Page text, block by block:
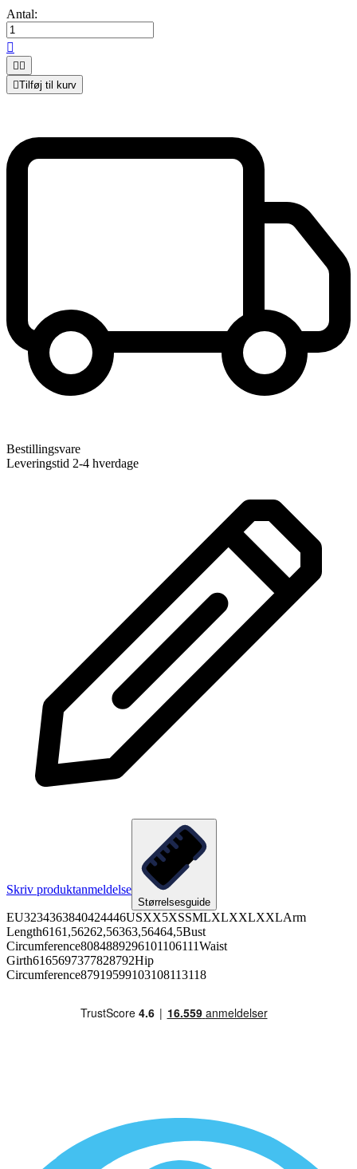
Antal:

 
Tilføj til kurv
Bestillingsvare
Leveringstid 2-4 hverdage
Skriv produktanmeldelse
Størrelsesguide
EU3234363840424446USXX5XSSMLXLXXLXXLArm
Length6161,56262,56363,56464,5Bust
Circumference8084889296101106111Waist
Girth6165697377828792Hip
Circumference87919599103108113118